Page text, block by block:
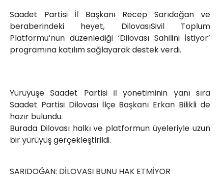
Saadet Partisi İl Başkanı Recep Sarıdoğan ve
beraberindeki heyet, DilovasıSivil Toplum
Platformu’nun düzenlediği ‘Dilovası Sahilini İstiyor’
programına katılım sağlayarak destek verdi.
Yürüyüşe Saadet Partisi il yönetiminin yanı sıra
Saadet Partisi Dilovası İlçe Başkanı Erkan Bilikli de
hazır bulundu.
Burada Dilovası halkı ve platformun üyeleriyle uzun
bir yürüyüş gerçekleştirildi.
SARIDOĞAN: DİLOVASI BUNU HAK ETMİYOR
Yahya Kaptan Mahallesi
Akkavaklar Caddesi No:17/4 İzmit-
KOCAELİ
kocaelisokak@gmail.com